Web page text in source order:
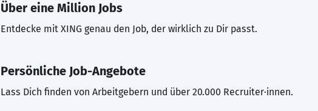
Über eine Million Jobs
Entdecke mit XING genau den Job, der wirklich zu Dir passt.
Persönliche Job-Angebote
Lass Dich finden von Arbeitgebern und über 20.000 Recruiter·innen.